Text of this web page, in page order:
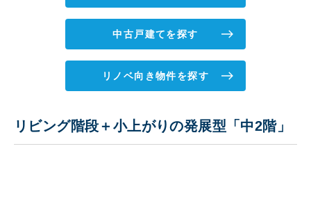
中古戸建てを探す
リノベ向き物件を探す
リビング階段＋小上がりの発展型「中2階」